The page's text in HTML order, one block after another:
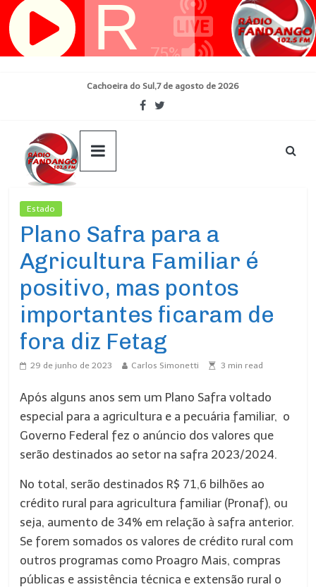
Pular
para
Cachoeira do Sul,7 de agosto de 2026
Estado
Plano Safra para a
Agricultura Familiar é
positivo, mas pontos
importantes ficaram de
fora diz Fetag
29 de junho de 2023 Carlos Simonetti 3 min read
Após alguns anos sem um Plano Safra voltado
especial para a agricultura e a pecuária familiar, o
Governo Federal fez o anúncio dos valores que
serão destinados ao setor na safra 2023/2024.
No total, serão destinados R$ 71,6 bilhões ao
crédito rural para agricultura familiar (Pronaf), ou
seja, aumento de 34% em relação à safra anterior.
Se forem somados os valores de crédito rural com
outros programas como Proagro Mais, compras
públicas e assistência técnica e extensão rural o